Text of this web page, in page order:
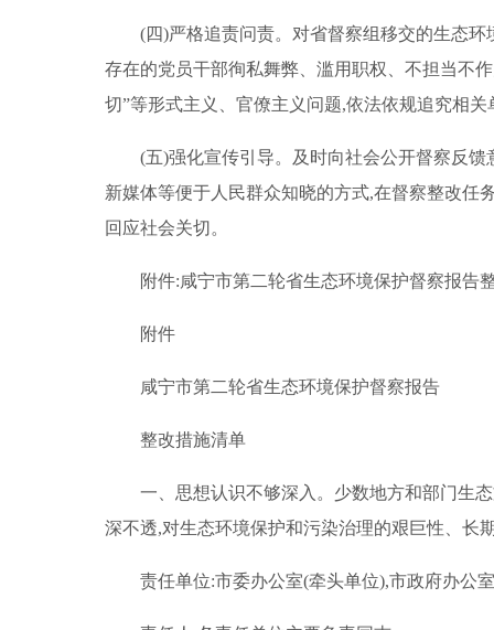
(四)严格追责问责。对省督察组移交的生态
存在的党员干部徇私舞弊、滥用职权、不担当不
切”等形式主义、官僚主义问题,依法依规追究相
(五)强化宣传引导。及时向社会公开督察反
新媒体等便于人民群众知晓的方式,在督察整改任
回应社会关切。
附件:咸宁市第二轮省生态环境保护督察报告
附件
咸宁市第二轮省生态环境保护督察报告
整改措施清单
一、思想认识不够深入。少数地方和部门生
深不透,对生态环境保护和污染治理的艰巨性、长
责任单位:市委办公室(牵头单位),市政府办公